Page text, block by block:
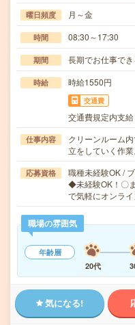
曜日頻度 月～金
時間 08:30～17:30
期間 長期でお仕事でき
時給 時給1550円
交通費
交通費規定内支給
仕事内容
クリーンルーム
立をしていく作
応募資格
職種未経験OK /
◆未経験OK！〇
で気軽にオンラ
職場の雰囲気
年齢層
20代
気になる!